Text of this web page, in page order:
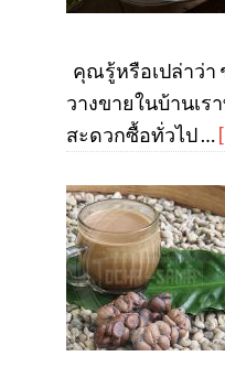
คุณรู้หรือเปล่าว่า
วางขายในบ้านเร
สะดวกซื้อทั่วไป …